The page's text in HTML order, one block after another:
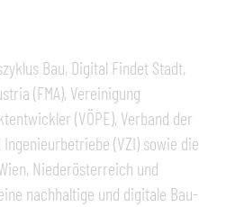
Bau, Digital Findet Stadt,
(FMA), Vereinigung
(VÖPE), Verband der
(VZI) sowie die
Niederösterreich und
nachhaltige und digitale Bau-